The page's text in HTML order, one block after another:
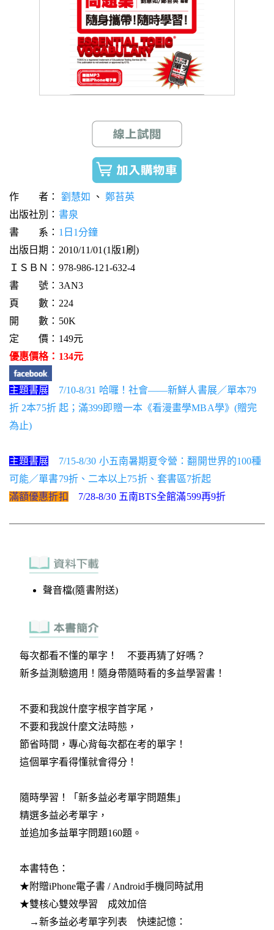
作 者： 劉慧如 、鄭苔英
出版社別： 書泉
書 系： 1日1分鐘
出版日期：2010/11/01(1版1刷)
ＩＳＢＮ：978-986-121-632-4
書 號：3AN3
頁 數：224
開 數：50K
定 價：149元
優惠價格：134元
主題書展
7/10-8/31 哈囉！社會——新鮮人書展／單本79
折 2本75折 起；滿399即贈一本《看漫畫學MBA學》(贈完
為止)
主題書展
7/15-8/30 小五南暑期夏令營：翻開世界的100種
可能／單書79折、二本以上75折、套書區7折起
滿額優惠折扣
7/28-8/30 五南BTS全館滿599再9折
聲音檔(隨書附送)